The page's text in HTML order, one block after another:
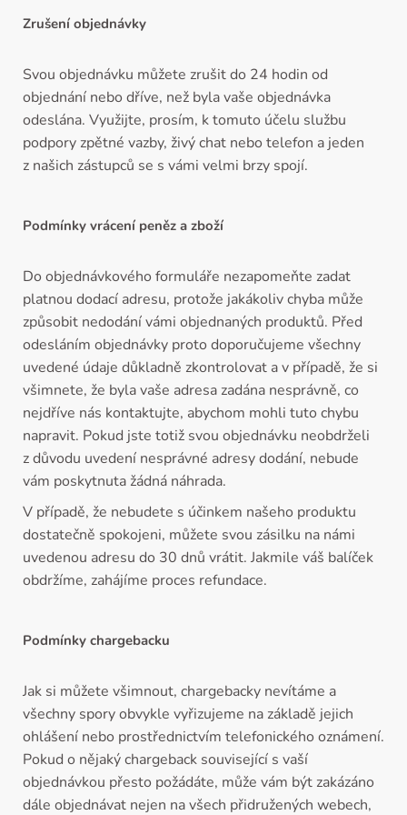
Zrušení objednávky
Svou objednávku můžete zrušit do 24 hodin od
objednání nebo dříve, než byla vaše objednávka
odeslána. Využijte, prosím, k tomuto účelu službu
podpory zpětné vazby, živý chat nebo telefon a jeden
z našich zástupců se s vámi velmi brzy spojí.
Podmínky vrácení peněz a zboží
Do objednávkového formuláře nezapomeňte zadat
platnou dodací adresu, protože jakákoliv chyba může
způsobit nedodání vámi objednaných produktů. Před
odesláním objednávky proto doporučujeme všechny
uvedené údaje důkladně zkontrolovat a v případě, že si
všimnete, že byla vaše adresa zadána nesprávně, co
nejdříve nás kontaktujte, abychom mohli tuto chybu
napravit. Pokud jste totiž svou objednávku neobdrželi
z důvodu uvedení nesprávné adresy dodání, nebude
vám poskytnuta žádná náhrada.
V případě, že nebudete s účinkem našeho produktu
dostatečně spokojeni, můžete svou zásilku na námi
uvedenou adresu do 30 dnů vrátit. Jakmile váš balíček
obdržíme, zahájíme proces refundace.
Podmínky chargebacku
Jak si můžete všimnout, chargebacky nevítáme a
všechny spory obvykle vyřizujeme na základě jejich
ohlášení nebo prostřednictvím telefonického oznámení.
Pokud o nějaký chargeback související s vaší
objednávkou přesto požádáte, může vám být zakázáno
dále objednávat nejen na všech přidružených webech,